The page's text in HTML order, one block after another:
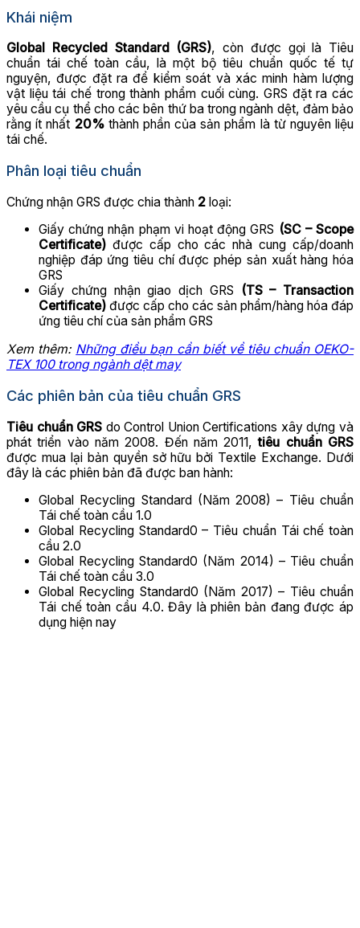
Khái niệm
Global Recycled Standard (GRS), còn được gọi là Tiêu
chuẩn tái chế toàn cầu, là một bộ tiêu chuẩn quốc tế tự
nguyện, được đặt ra để kiểm soát và xác minh hàm lượng
vật liệu tái chế trong thành phẩm cuối cùng. GRS đặt ra các
yêu cầu cụ thể cho các bên thứ ba trong ngành dệt, đảm bảo
rằng ít nhất 20%thành phần của sản phẩm là từ nguyên liệu
tái chế.
Phân loại tiêu chuẩn
Chứng nhận GRS được chia thành 2 loại:
Giấy chứng nhận phạm vi hoạt động GRS (SC – Scope
Certificate) được cấp cho các nhà cung cấp/doanh
nghiệp đáp ứng tiêu chí được phép sản xuất hàng hóa
GRS
Giấy chứng nhận giao dịch GRS
(TS – Transaction
Certificate) được cấp cho các sản phẩm/hàng hóa đáp
ứng tiêu chí của sản phẩm GRS
Xem thêm: Những điều bạn cần biết về tiêu chuẩn OEKO-
TEX 100 trong ngành dệt may
Các phiên bản của tiêu chuẩn GRS
Tiêu chuẩn GRS do Control Union Certifications xây dựng và
phát triển vào năm 2008. Đến năm 2011,tiêu chuẩn GRS
được mua lại bản quyền sở hữu bởi Textile Exchange. Dưới
đây là các phiên bản đã được ban hành:
Global Recycling Standard (Năm 2008) – Tiêu chuẩn
Tái chế toàn cầu 1.0
Global Recycling Standard0 – Tiêu chuẩn Tái chế toàn
cầu 2.0
Global Recycling Standard0 (Năm 2014) – Tiêu chuẩn
Tái chế toàn cầu 3.0
Global Recycling Standard0 (Năm 2017) – Tiêu chuẩn
Tái chế toàn cầu 4.0. Đây là phiên bản đang được áp
dụng hiện nay